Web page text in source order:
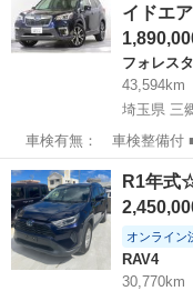
イドエ
フォレス
43,594km
埼玉県 三
車検有無： 車検整備
保証： 保証…
埼玉 三郷市 フォ
R1年式
オンライン
RAV4
30,770km